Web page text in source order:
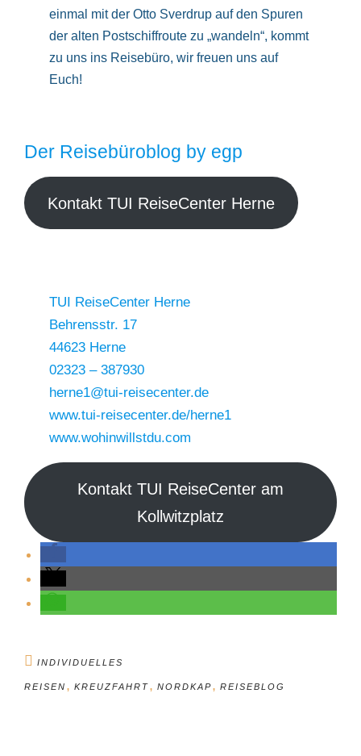
einmal mit der Otto Sverdrup auf den Spuren
der alten Postschiffroute zu „wandeln“, kommt
zu uns ins Reisebüro, wir freuen uns auf
Euch!
Der Reisebüroblog by egp
Kontakt TUI ReiseCenter Herne
TUI ReiseCenter Herne
Behrensstr. 17
44623 Herne
02323 – 387930
herne1@tui-reisecenter.de
www.tui-reisecenter.de/herne1
www.wohinwillstdu.com
Kontakt TUI ReiseCenter am
Kollwitzplatz
INDIVIDUELLES
REISEN , KREUZFAHRT, NORDKAP, REISEBLOG